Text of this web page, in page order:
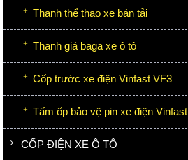
Thanh thể thao xe bán tải
Thanh giá baga xe ô tô
Cốp trước xe điện Vinfast VF3
Tấm ốp bảo vệ pin xe điện Vinfast
CỐP ĐIỆN XE Ô TÔ